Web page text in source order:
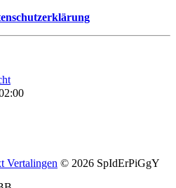
Vertalingen © 2026 SpIdErPiGgY